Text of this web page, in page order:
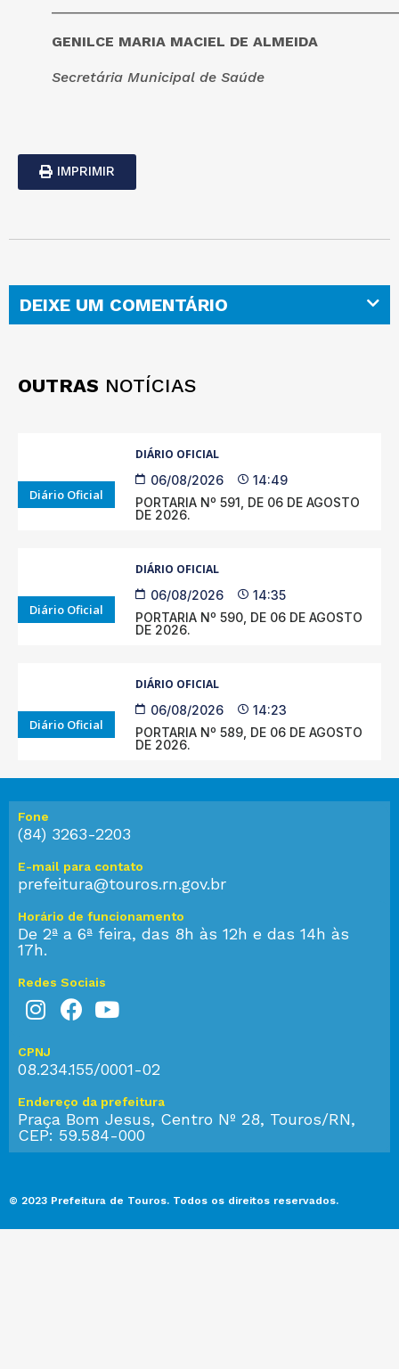
GENILCE MARIA MACIEL DE ALMEIDA
Secretária Municipal de Saúde
IMPRIMIR
DEIXE UM COMENTÁRIO
OUTRAS NOTÍCIAS
Diário Oficial
DIÁRIO OFICIAL
06/08/2026
14:49
PORTARIA Nº 591, DE 06 DE AGOSTO
DE 2026.
Diário Oficial
DIÁRIO OFICIAL
06/08/2026
14:35
PORTARIA Nº 590, DE 06 DE AGOSTO
DE 2026.
Diário Oficial
DIÁRIO OFICIAL
06/08/2026
14:23
PORTARIA Nº 589, DE 06 DE AGOSTO
DE 2026.
Fone
(84) 3263-2203
E-mail para contato
prefeitura@touros.rn.gov.br
Horário de funcionamento
De 2ª a 6ª feira, das 8h às 12h e das 14h às
17h.
Redes Sociais
CPNJ
08.234.155/0001-02
Endereço da prefeitura
Praça Bom Jesus, Centro Nº 28, Touros/RN,
CEP: 59.584-000
© 2023 Prefeitura de Touros. Todos os direitos reservados.